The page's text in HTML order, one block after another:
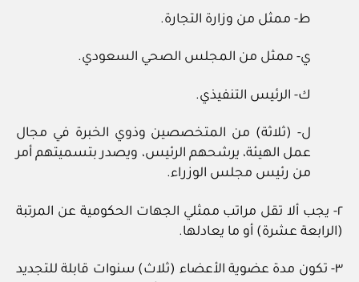
ط- ممثل من وزارة التجارة.
ي- ممثل من المجلس الصحي السعودي.
ك- الرئيس التنفيذي.
ل- (ثلاثة) من المتخصصين وذوي الخبرة في مجال
عمل الهيئة، يرشحهم الرئيس، ويصدر بتسميتهم أمر
من رئيس مجلس الوزراء.
٢- يجب ألا تقل مراتب ممثلي الجهات الحكومية عن المرتبة
(الرابعة عشرة) أو ما يعادلها.
٣- تكون مدة عضوية الأعضاء (ثلاث) سنوات قابلة للتجديد